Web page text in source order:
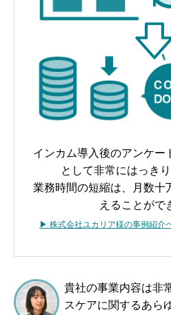
インカム導入後のアンケー
として非常にはっき
業務時間の短縮は、月数十
えることがで
▶ 株式会社ユカリア様の事例紹介
貴社の事業内容は非
スケアに関するあら